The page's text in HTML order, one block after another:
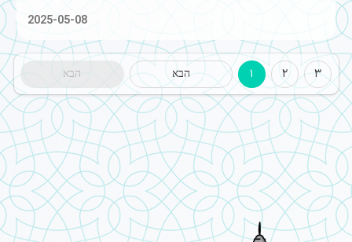
2025-05-08
הבא הבא 1 2 3